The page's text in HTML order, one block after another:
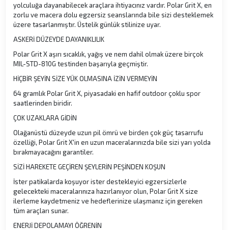
yolculuğa dayanabilecek araçlara ihtiyacınız vardır. Polar Grit X, en
zorlu ve macera dolu egzersiz seanslarında bile sizi desteklemek
üzere tasarlanmıştır. Üstelik günlük stilinize uyar.
ASKERİ DÜZEYDE DAYANIKLILIK
Polar Grit X aşırı sıcaklık, yağış ve nem dahil olmak üzere birçok
MIL-STD-810G testinden başarıyla geçmiştir.
HİÇBİR ŞEYİN SİZE YÜK OLMASINA İZİN VERMEYİN
64 gramlık Polar Grit X, piyasadaki en hafif outdoor çoklu spor
saatlerinden biridir.
ÇOK UZAKLARA GİDİN
Olağanüstü düzeyde uzun pil ömrü ve birden çok güç tasarrufu
özelliği, Polar Grit X'in en uzun maceralarınızda bile sizi yarı yolda
bırakmayacağını garantiler.
SİZİ HAREKETE GEÇİREN ŞEYLERİN PEŞİNDEN KOŞUN
İster patikalarda koşuyor ister destekleyici egzersizlerle
gelecekteki maceralarınıza hazırlanıyor olun, Polar Grit X size
ilerleme kaydetmeniz ve hedeflerinize ulaşmanız için gereken
tüm araçları sunar.
ENERJİ DEPOLAMAYI ÖĞRENİN